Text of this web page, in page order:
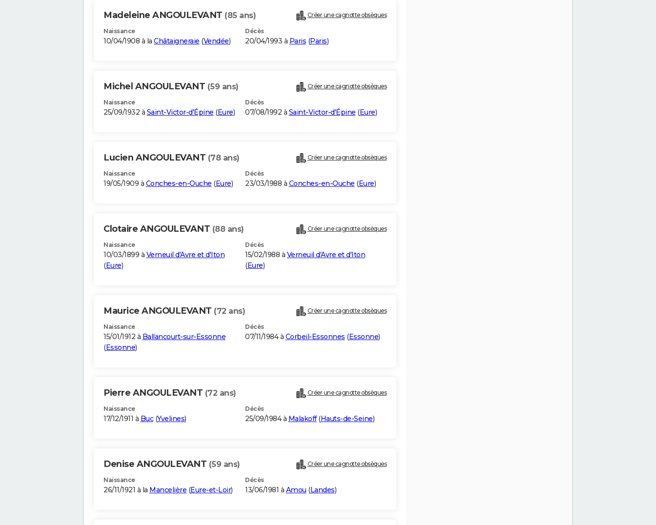
Madeleine ANGOULEVANT (85 ans) Créer une cagnotte obsèques
Naissance
10/04/1908 à la Châtaigneraie (Vendée)
Décès
20/04/1993 à Paris (Paris)
Michel ANGOULEVANT (59 ans) Créer une cagnotte obsèques
Naissance
25/09/1932 à Saint-Victor-d'Épine (Eure)
Décès
07/08/1992 à Saint-Victor-d'Épine (Eure)
Lucien ANGOULEVANT (78 ans) Créer une cagnotte obsèques
Naissance
19/05/1909 à Conches-en-Ouche (Eure)
Décès
23/03/1988 à Conches-en-Ouche (Eure)
Clotaire ANGOULEVANT (88 ans) Créer une cagnotte obsèques
Naissance
10/03/1899 à Verneuil d'Avre et d'Iton
(Eure)
Décès
15/02/1988 à Verneuil d'Avre et d'Iton
(Eure)
Maurice ANGOULEVANT (72 ans) Créer une cagnotte obsèques
Naissance
15/01/1912 à Ballancourt-sur-Essonne
(Essonne)
Décès
07/11/1984 à Corbeil-Essonnes (Essonne)
Pierre ANGOULEVANT (72 ans) Créer une cagnotte obsèques
Naissance
17/12/1911 à Buc(Yvelines)
Décès
25/09/1984 à Malakoff(Hauts-de-Seine)
Denise ANGOULEVANT (59 ans) Créer une cagnotte obsèques
Naissance
26/11/1921 à la Mancelière (Eure-et-Loir)
Décès
13/06/1981 à Amou (Landes)